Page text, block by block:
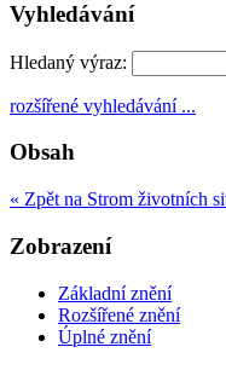
Vyhledávání
Hledaný výraz:
rozšířené vyhledávání ...
Obsah
« Zpět na Strom životních
Zobrazení
Základní znění
Rozšířené znění
Úplné znění